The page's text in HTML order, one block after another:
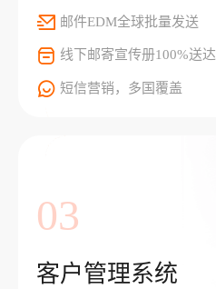
邮件EDM全球批量发送
线下邮寄宣传册100%送达
短信营销，多国覆盖
03
客户管理系统